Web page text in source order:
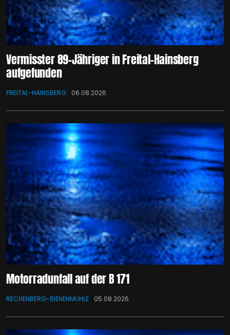
Vermisster 89-Jähriger in Freital-Hainsberg
aufgefunden
FREITAL-HAINSBERG 06.08.2026
Motorradunfall auf der B 171
RECHENBERG-BIENENMÜHLE 05.08.2026